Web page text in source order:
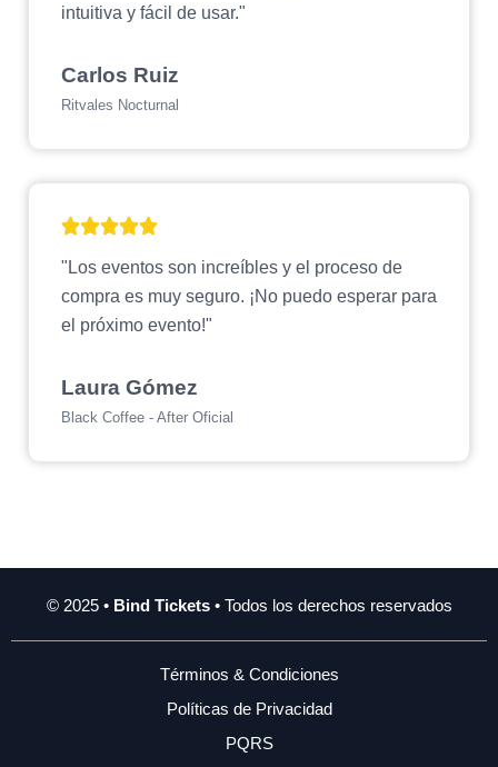
intuitiva y fácil de usar."
Carlos Ruiz
Ritvales Nocturnal
"Los eventos son increíbles y el proceso de
compra es muy seguro. ¡No puedo esperar para
el próximo evento!"
Laura Gómez
Black Coffee - After Oficial
© 2025 • Bind Tickets• Todos los derechos reservados
Términos & Condiciones
Políticas de Privacidad
PQRS